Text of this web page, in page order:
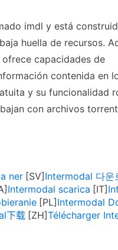
imdl y está
huella de recursos.
capacidades de
contenida en
y su funcionalidad
con archivos
ner Intermodal 다운
Intermodal scarica
Intermodal
下载 Télécharger